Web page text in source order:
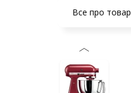
Все про товар